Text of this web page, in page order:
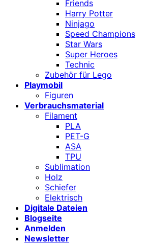
Friends
Harry Potter
Ninjago
Speed Champions
Star Wars
Super Heroes
Technic
Zubehör für Lego
Playmobil
Figuren
Verbrauchsmaterial
Filament
PLA
PET-G
ASA
TPU
Sublimation
Holz
Schiefer
Elektrisch
Digitale Dateien
Blogseite
Anmelden
Newsletter